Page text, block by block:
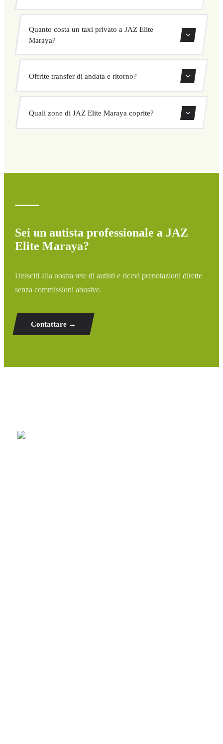
confermare subito il tuo transfer. Scegli ritiro e
fisso.
Quanto costa un taxi privato a JAZ Elite
Maraya?
prezzo fisso concordato prima della partenza. Nessun costo
nascosto né sorprese. Consulta il tuo prezzo subito nel
Offrite transfer di andata e ritorno?
ritorno direttamente dal nostro sistema di prenotazione.
Quali zone di JAZ Elite Maraya coprite?
Sei un autista professionale a JAZ
Elite Maraya?
Unisciti alla nostra rete di autisti e ricevi prenotazioni dirette
senza commissioni abusive.
Contattare →